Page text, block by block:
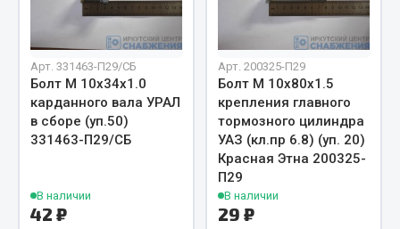
Рукава высокого давления
Показать ещё
Весь раздел
Автомобильная электрика
Автолампы
Блоки реле и предохранителей
Арт. 331463-П29/СБ
Болт М 10х34х1.0
карданного вала УРАЛ
в сборе (уп.50)
331463-П29/СБ
В наличии
42 ₽
Арт. 200325-П29
Болт М 10х80х1.5
крепления главного
тормозного цилиндра
УАЗ (кл.пр 6.8) (уп. 20)
Красная Этна 200325-
П29
В наличии
29 ₽